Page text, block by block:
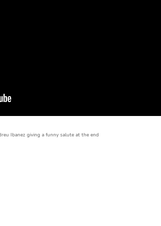
Ibanez giving a funny salute at the end